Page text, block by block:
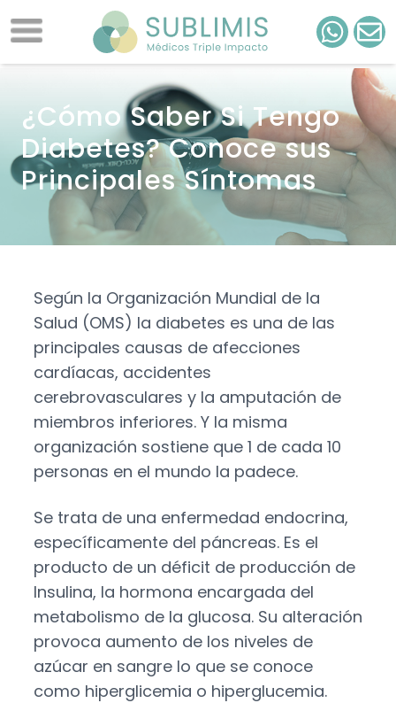
¿Cómo Saber Si Tengo
Diabetes? Conoce sus
Principales Síntomas
Según la Organización Mundial de la
Salud (OMS) la diabetes es una de las
principales causas de afecciones
cardíacas, accidentes
cerebrovasculares y la amputación de
miembros inferiores. Y la misma
organización sostiene que 1 de cada 10
personas en el mundo la padece.
Se trata de una enfermedad endocrina,
específicamente del páncreas. Es el
producto de un déficit de producción de
Insulina, la hormona encargada del
metabolismo de la glucosa. Su alteración
provoca aumento de los niveles de
azúcar en sangre lo que se conoce
como hiperglicemia o hiperglucemia.